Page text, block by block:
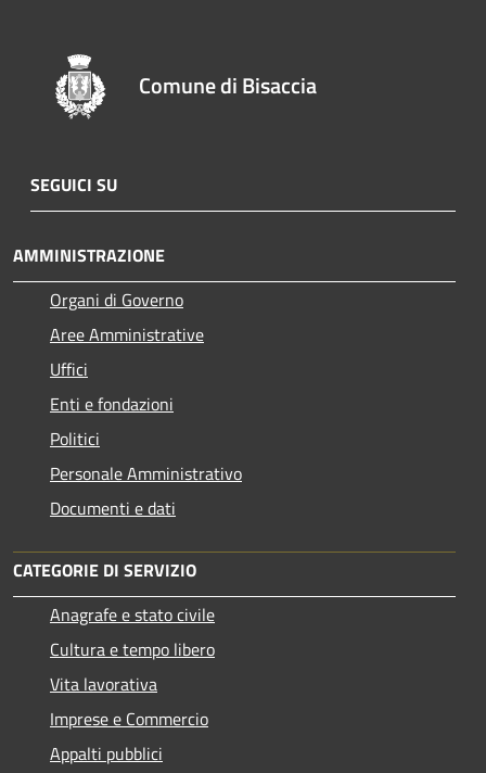
Comune di Bisaccia
SEGUICI SU
AMMINISTRAZIONE
Organi di Governo
Aree Amministrative
Uffici
Enti e fondazioni
Politici
Personale Amministrativo
Documenti e dati
CATEGORIE DI SERVIZIO
Anagrafe e stato civile
Cultura e tempo libero
Vita lavorativa
Imprese e Commercio
Appalti pubblici